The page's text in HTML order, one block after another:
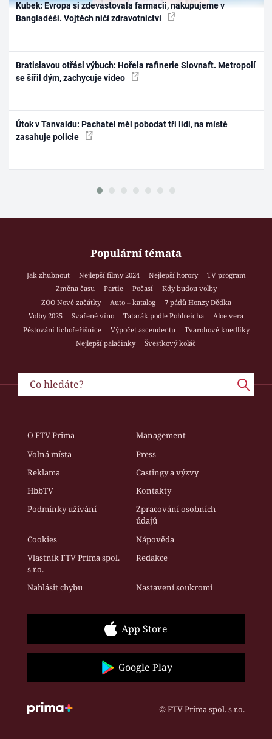
Kubek: Evropa si zdevastovala farmacii, nakupujeme v
Bangladéši. Vojtěch ničí zdravotnictví
Bratislavou otřásl výbuch: Hořela rafinerie Slovnaft. Metropolí
se šířil dým, zachycuje video
Útok v Tanvaldu: Pachatel měl pobodat tři lidi, na místě
zasahuje policie
Populární témata
Jak zhubnout Nejlepší filmy 2024 Nejlepší horory
TV program
Změna času
Partie Počasí
Kdy budou volby
ZOO Nové začátky
Auto – katalog
7 pádů Honzy Dědka
Volby 2025
Svařené víno Tatarák podle Pohlreicha
Aloe vera
Pěstování lichořeřišnice
Výpočet ascendentu
Tvarohové knedlíky
Nejlepší palačinky
Švestkový koláč
O FTV Prima
Management
Volná místa
Press
Reklama
Castingy a výzvy
HbbTV
Kontakty
Podmínky užívání
Zpracování osobních
údajů
Cookies
Nápověda
Vlastník FTV Prima spol.
s r.o.
Redakce
Nahlásit chybu Nastavení soukromí
App Store
Google Play
© FTV Prima spol. s r.o.